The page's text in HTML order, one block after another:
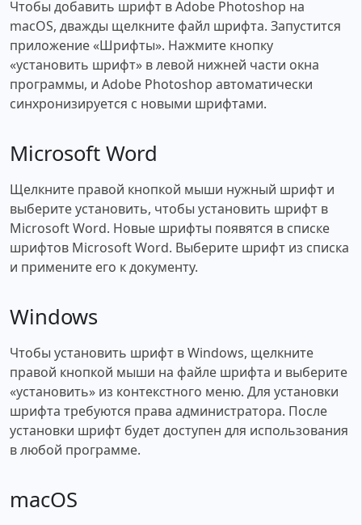
Чтобы добавить шрифт в Adobe Photoshop на
macOS, дважды щелкните файл шрифта. Запустится
приложение «Шрифты». Нажмите кнопку
«установить шрифт» в левой нижней части окна
программы, и Adobe Photoshop автоматически
синхронизируется с новыми шрифтами.
Microsoft Word
Щелкните правой кнопкой мыши нужный шрифт и
выберите установить, чтобы установить шрифт в
Microsoft Word. Новые шрифты появятся в списке
шрифтов Microsoft Word. Выберите шрифт из списка
и примените его к документу.
Windows
Чтобы установить шрифт в Windows, щелкните
правой кнопкой мыши на файле шрифта и выберите
«установить» из контекстного меню. Для установки
шрифта требуются права администратора. После
установки шрифт будет доступен для использования
в любой программе.
macOS